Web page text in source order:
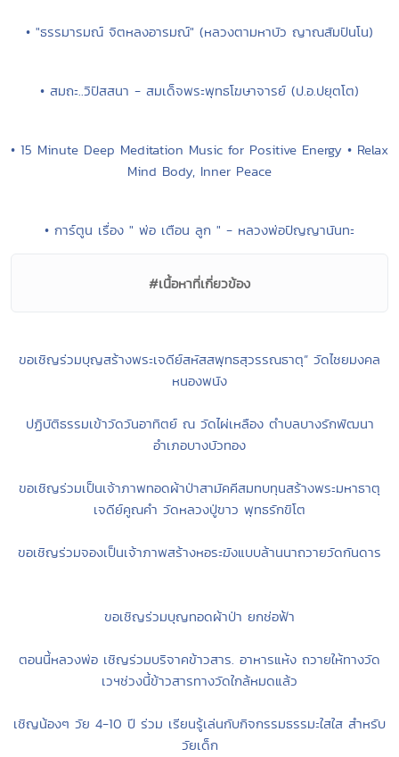
���ª������С����ҹ ���м�黯
ԺѵԸ������� �ӹ�¤����дǡ㹡
• 15 Minute Deep Meditation Music for Positive Energy • Relax
#เนื้อหาที่เกี่ยวข้อง
หนองพนัง
ปฏิบัติธรรมเข้าวัดวันอาทิตย์ ณ วัดไผ่เหลือง ตำบลบางรักพัฒนา
อำเภอบางบัวทอง
ขอเชิญร่วมเป็นเจ้าภาพทอดผ้าป่าสามัคคีสมทบทุนสร้างพระมหาธาตุ
เจดีย์คูณคำ วัดหลวงปู่ขาว พุทธรักขิโต